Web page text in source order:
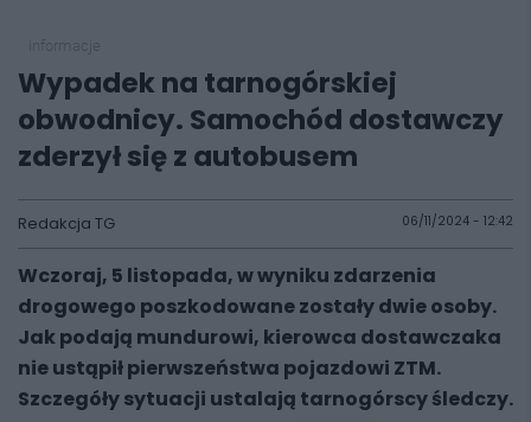
Wypadek na tarnogórskiej
obwodnicy. Samochód dostawczy
zderzył się z autobusem
Redakcja TG 06/11/2024 - 12:42
Wczoraj, 5 listopada, w wyniku zdarzenia
drogowego poszkodowane zostały dwie osoby.
Jak podają mundurowi, kierowca dostawczaka
nie ustąpił pierwszeństwa pojazdowi ZTM.
Szczegóły sytuacji ustalają tarnogórscy śledczy.